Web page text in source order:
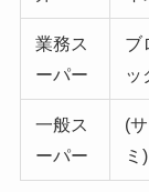
業務ス
ーパー
ブ
ッ
一般ス
ーパー
(
ミ)